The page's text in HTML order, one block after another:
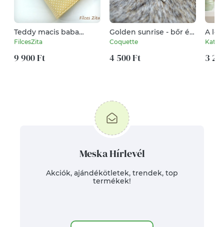
Teddy macis baba
fotóalbum hímzett
fényképalbum macival
FilcesZita
9 900 Ft
Golden sunrise - bőr és
nemesacél fülbevaló
Coquette
4 500 Ft
A
3
Meska Hírlevél
Akciók, ajándékötletek, trendek, top
termékek!